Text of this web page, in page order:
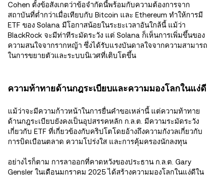
Cohen ตั้งข้อสังเกตว่าข้อจำกัดนี้พร้อมกับความต้องการจาก
สถาบันที่ต่ำกว่าเมื่อเทียบกับ Bitcoin และ Ethereum ทําให้การมี
ETF ของ Solana มีโอกาสน้อยในระยะเวลาอันใกล้นี้ แม้ว่า
BlackRock จะมีท่าทีระมัดระวัง แต่ Solana ก็เห็นการเพิ่มขึ้นของ
ความสนใจจากรากหญ้า ซึ่งได้รับแรงบันดาลใจจากความสามารถ
ในการขยายตัวและระบบนิเวศที่เติบโตขึ้น
ความท้าทายด้านกฎระเบียบและความมองโลกในแง่ดี
แม้ว่าจะมีความก้าวหน้าในการยื่นคำขอเหล่านี้ แต่ความท้าทาย
ด้านกฎระเบียบยังคงเป็นอุปสรรคหลัก ก.ล.ต. มีความระมัดระวัง
เกี่ยวกับ ETF ที่เกี่ยวข้องกับคริปโตโดยอ้างถึงความกังวลเกี่ยวกับ
การบิดเบือนตลาด ความโปร่งใส และการคุ้มครองนักลงทุน
อย่างไรก็ตาม การลาออกที่คาดหวังของประธาน ก.ล.ต. Gary
Gensler ในเดือนมกราคม 2025 ได้สร้างความมองโลกในแง่ดีใน